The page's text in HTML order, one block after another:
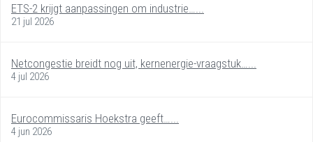
ETS-2 krijgt aanpassingen om industrie…...
21 jul 2026
Netcongestie breidt nog uit, kernenergie-vraagstuk…...
4 jul 2026
Eurocommissaris Hoekstra geeft…...
4 jun 2026